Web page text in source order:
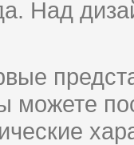
Над
можете